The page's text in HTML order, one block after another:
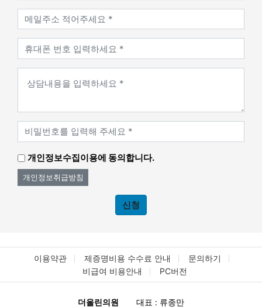
개인정보수집이용에 동의합니다.
개인정보취급방침
신청
이용약관 제증명비용 수수료 안내
문의하기
비급여 비용안내
PC버전
더올린의원 대표 : 류종만